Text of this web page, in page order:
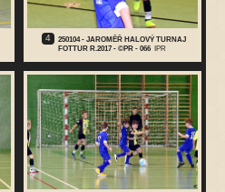
4
250104 - JAROMĚŘ HALOVÝ TURNAJ
FOTTUR R.2017 - ©PR - 066
IPR